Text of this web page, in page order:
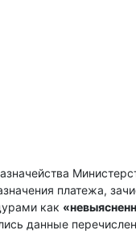
платежа,
как
данные